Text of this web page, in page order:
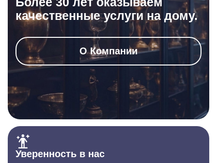
качественные услуги на дому.
О Компании
Уверенность в нас